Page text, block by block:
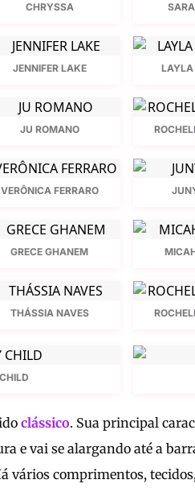
CHRYSSA
JENNIFER LAKE LAYLA
JU ROMANO
VERÔNICA FERRARO
GRECE GHANEM
THÁSSIA NAVES
clássico. Sua principal
e vai se alargando até a
vários comprimentos,